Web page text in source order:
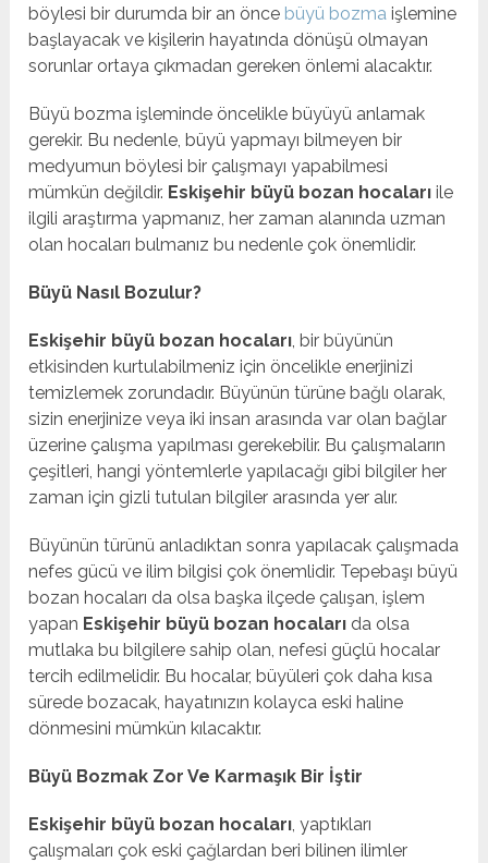
böylesi bir durumda bir an önce büyü bozma işlemine
başlayacak ve kişilerin hayatında dönüşü olmayan
sorunlar ortaya çıkmadan gereken önlemi alacaktır.
Büyü bozma işleminde öncelikle büyüyü anlamak
gerekir. Bu nedenle, büyü yapmayı bilmeyen bir
medyumun böylesi bir çalışmayı yapabilmesi
mümkün değildir. Eskişehir büyü bozan hocaları ile
ilgili araştırma yapmanız, her zaman alanında uzman
olan hocaları bulmanız bu nedenle çok önemlidir.
Büyü Nasıl Bozulur?
Eskişehir büyü bozan hocaları, bir büyünün
etkisinden kurtulabilmeniz için öncelikle enerjinizi
temizlemek zorundadır. Büyünün türüne bağlı olarak,
sizin enerjinize veya iki insan arasında var olan bağlar
üzerine çalışma yapılması gerekebilir. Bu çalışmaların
çeşitleri, hangi yöntemlerle yapılacağı gibi bilgiler her
zaman için gizli tutulan bilgiler arasında yer alır.
Büyünün türünü anladıktan sonra yapılacak çalışmada
nefes gücü ve ilim bilgisi çok önemlidir. Tepebaşı büyü
bozan hocaları da olsa başka ilçede çalışan, işlem
yapan Eskişehir büyü bozan hocaları da olsa
mutlaka bu bilgilere sahip olan, nefesi güçlü hocalar
tercih edilmelidir. Bu hocalar, büyüleri çok daha kısa
sürede bozacak, hayatınızın kolayca eski haline
dönmesini mümkün kılacaktır.
Büyü Bozmak Zor Ve Karmaşık Bir İştir
Eskişehir büyü bozan hocaları, yaptıkları
çalışmaları çok eski çağlardan beri bilinen ilimler